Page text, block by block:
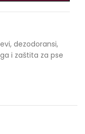
dezodoransi,
i zaštita za pse